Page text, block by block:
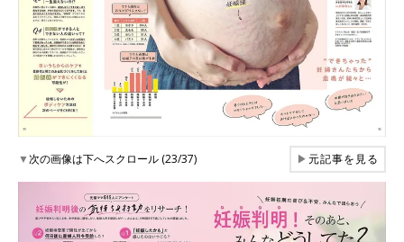
▼次の画像は下へスクロール (23/37) ▶元記事を見る